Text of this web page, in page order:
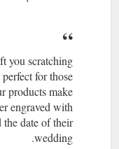
you scratching
for those
products make
engraved with
the date of their
wedding.